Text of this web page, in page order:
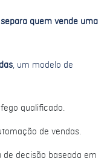
quem vende uma
, um modelo de
qualificado.
de vendas.
de decisão baseada em